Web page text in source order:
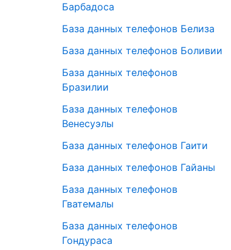
Барбадоса
База данных телефонов Белиза
База данных телефонов Боливии
База данных телефонов
Бразилии
База данных телефонов
Венесуэлы
База данных телефонов Гаити
База данных телефонов Гайаны
База данных телефонов
Гватемалы
База данных телефонов
Гондураса